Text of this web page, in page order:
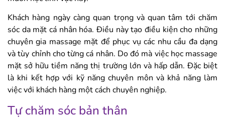
Khách hàng ngày càng quan trọng và quan tâm tới chăm
sóc da mặt cá nhân hóa. Điều này tạo điều kiện cho những
chuyên gia massage mặt để phục vụ các nhu cầu đa dạng
và tùy chỉnh cho từng cá nhân. Do đó mà việc học massage
mặt sở hữu tiềm năng thị trường lớn và hấp dẫn. Đặc biệt
là khi kết hợp với kỹ năng chuyên môn và khả năng làm
việc với khách hàng một cách chuyên nghiệp.
Tự chăm sóc bản thân